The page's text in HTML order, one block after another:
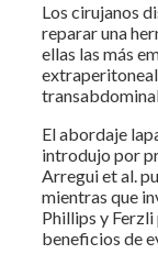
Los cirujanos
reparar una
ellas las más
El abordaje
introdujo por
Arregui et al.
mientras que
Phillips y
beneficios de